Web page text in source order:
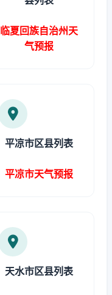
临夏回族自治州天
气预报
平凉市区县列表
平凉市天气预报
天水市区县列表